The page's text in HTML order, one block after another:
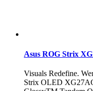
Asus ROG Strix
Visuals Redefine.
Strix OLED